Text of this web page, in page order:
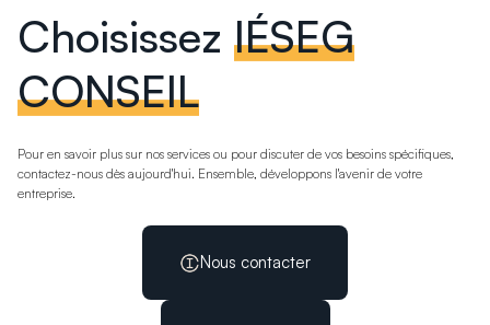
Choisissez IÉSEG
CONSEIL
Pour en savoir plus sur nos services ou pour discuter de vos besoins spécifiques,
contactez-nous dès aujourd'hui. Ensemble, développons l'avenir de votre
entreprise.
Nous contacter